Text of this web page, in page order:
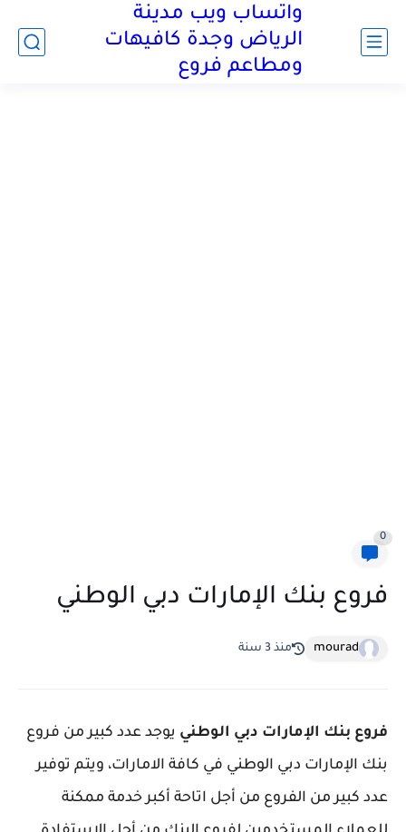
واتساب ويب مدينة
الرياض وجدة كافيهات
ومطاعم فروع
0
فروع بنك الإمارات دبي الوطني
mourad منذ 3 سنة
فروع بنك الإمارات دبي الوطني يوجد عدد كبير من فروع
بنك الإمارات دبي الوطني في كافة الامارات، ويتم توفير
عدد كبير من الفروع من أجل اتاحة أكبر خدمة ممكنة